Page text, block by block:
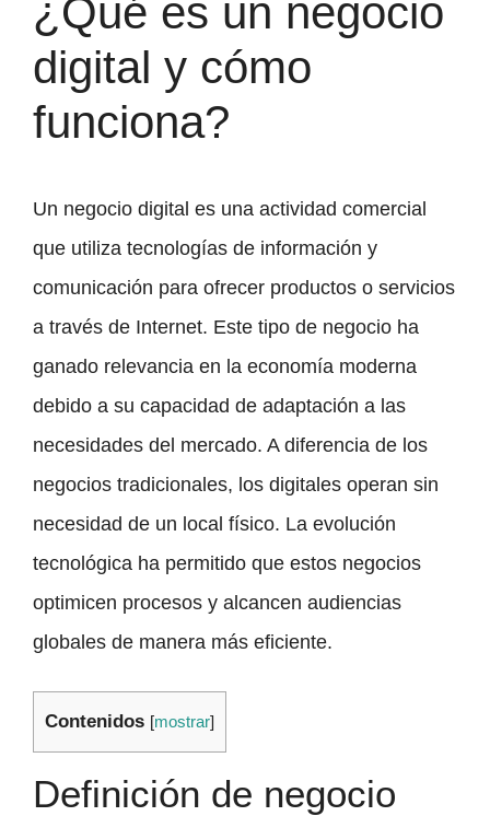
¿Qué es un negocio
digital y cómo
funciona?
Un negocio digital es una actividad comercial
que utiliza tecnologías de información y
comunicación para ofrecer productos o servicios
a través de Internet. Este tipo de negocio ha
ganado relevancia en la economía moderna
debido a su capacidad de adaptación a las
necesidades del mercado. A diferencia de los
negocios tradicionales, los digitales operan sin
necesidad de un local físico. La evolución
tecnológica ha permitido que estos negocios
optimicen procesos y alcancen audiencias
globales de manera más eficiente.
Contenidos [mostrar]
Definición de negocio